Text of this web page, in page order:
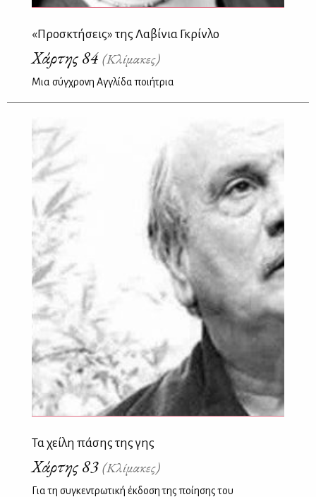
«Προσκτήσεις» της Λαβίνια Γκρίνλο
Χάρτης 84 (Κλίμακες)
Μια σύγχρονη Αγγλίδα ποιήτρια
Τα χείλη πάσης της γης
Χάρτης 83 (Κλίμακες)
Για τη συγκεντρωτική έκδοση της ποίησης του